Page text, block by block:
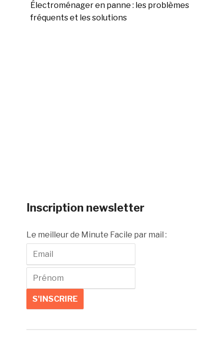
Électroménager en panne : les problèmes
fréquents et les solutions
Inscription newsletter
Le meilleur de Minute Facile par mail :